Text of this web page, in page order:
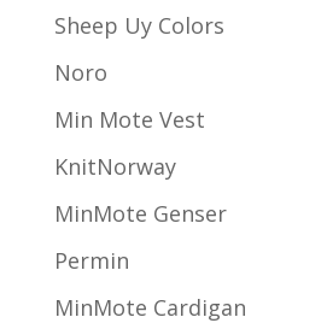
Sheep Uy Colors
Noro
Min Mote Vest
KnitNorway
MinMote Genser
Permin
MinMote Cardigan